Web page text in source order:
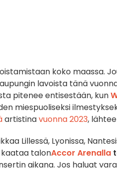
koko maassa.
lavoista tänä
pitenee entisestään, kun
miespuoliseksi
artistinavuonna 2023,
Lillessä, Lyonissa,
kaataa talonAccor Arenalla
aikana. Jos haluat